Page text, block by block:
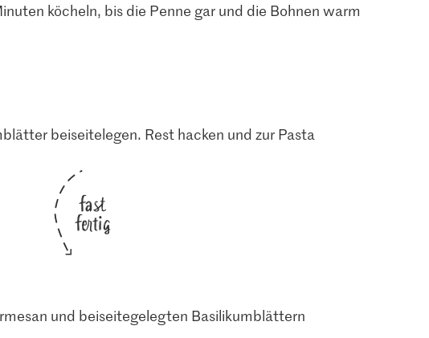
2.60 4.95
köcheln, bis die Penne gar und die Bohnen warm
beiseitelegen. Rest hacken und zur Pasta
fast
fertig
und beiseitegelegten Basilikumblättern